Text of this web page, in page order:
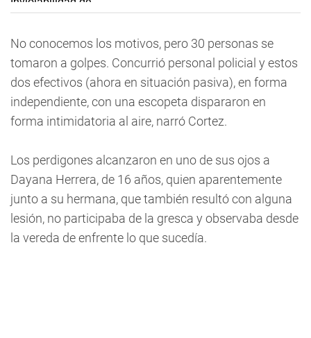
No conocemos los motivos, pero 30 personas se
tomaron a golpes. Concurrió personal policial y estos
dos efectivos (ahora en situación pasiva), en forma
independiente, con una escopeta dispararon en
forma intimidatoria al aire, narró Cortez.
Los perdigones alcanzaron en uno de sus ojos a
Dayana Herrera, de 16 años, quien aparentemente
junto a su hermana, que también resultó con alguna
lesión, no participaba de la gresca y observaba desde
la vereda de enfrente lo que sucedía.